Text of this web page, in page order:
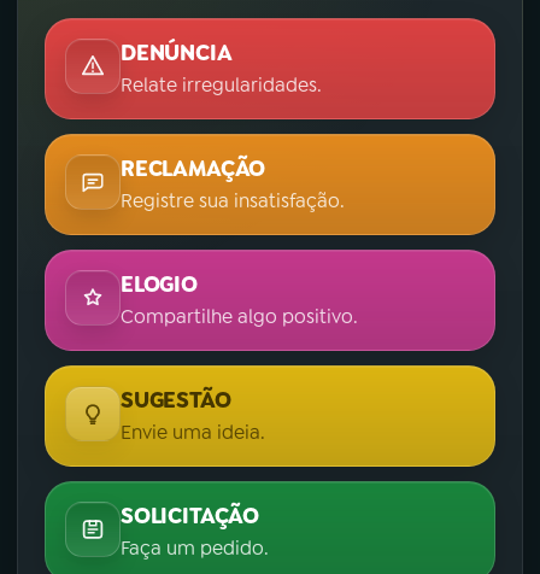
DENÚNCIA
Relate irregularidades.
RECLAMAÇÃO
Registre sua insatisfação.
ELOGIO
Compartilhe algo positivo.
SUGESTÃO
Envie uma ideia.
SOLICITAÇÃO
Faça um pedido.